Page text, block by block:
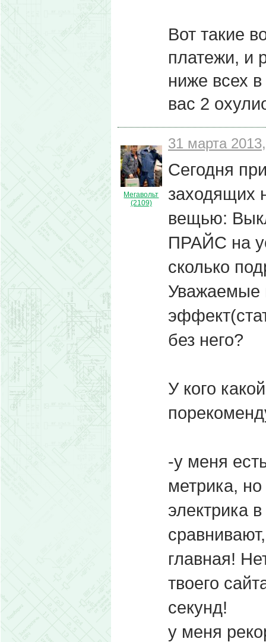
Вот такие
платежи, и
ниже всех
вас 2
Мегавольт
(2109)
31 марта
Сегодня
заходящих
вещью:
ПРАЙС на
сколько
Уважаемые
без него?
У кого
-у меня
метрика,
электрика
главная!
твоего
секунд!
у меня